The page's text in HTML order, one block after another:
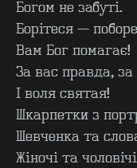
Богом не забуті.
Борітеся —
Вам Бог помагає!
За вас правда, за
І воля святая!
Шкарпетки з
Шевченка та
Жіночі та